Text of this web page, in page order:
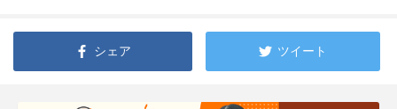
シェア ツイート